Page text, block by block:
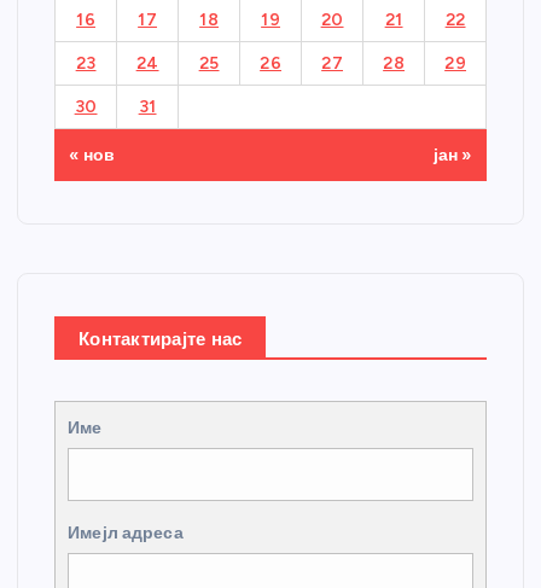
16 17 18 19 20 21 22
23 24 25 26 27 28 29
30 31
« нов јан »
Контактирајте нас
Име
Имејл адреса